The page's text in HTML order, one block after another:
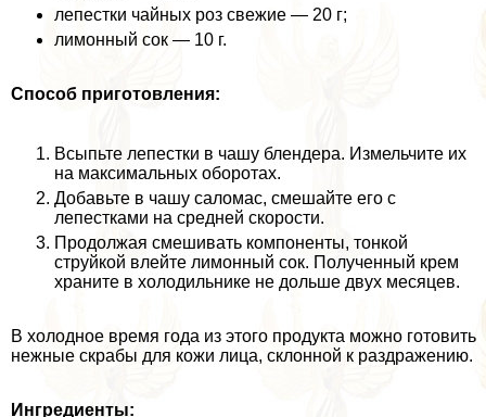
лепестки чайных роз свежие — 20 г;
лимонный сок — 10 г.
Способ приготовления:
Всыпьте лепестки в чашу блендера. Измельчите их
на максимальных оборотах.
Добавьте в чашу саломас, смешайте его с
лепестками на средней скорости.
Продолжая смешивать компоненты, тонкой
струйкой влейте лимонный сок. Полученный крем
храните в холодильнике не дольше двух месяцев.
В холодное время года из этого продукта можно готовить
нежные скpaбы для кожи лица, склонной к раздражению.
Ингредиенты: